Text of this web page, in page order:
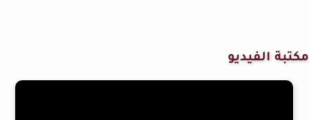
مكتبة الفيديو